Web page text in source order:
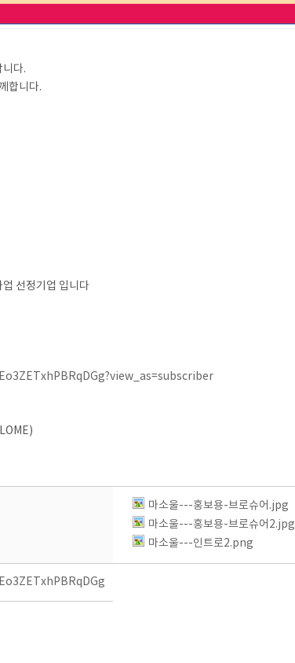
다.
합니다.
선정기업 입니다
마소울---홍보용-브로슈어.jpg
마소울---홍보용-브로슈어2.jpg
마소울---인트로2.png